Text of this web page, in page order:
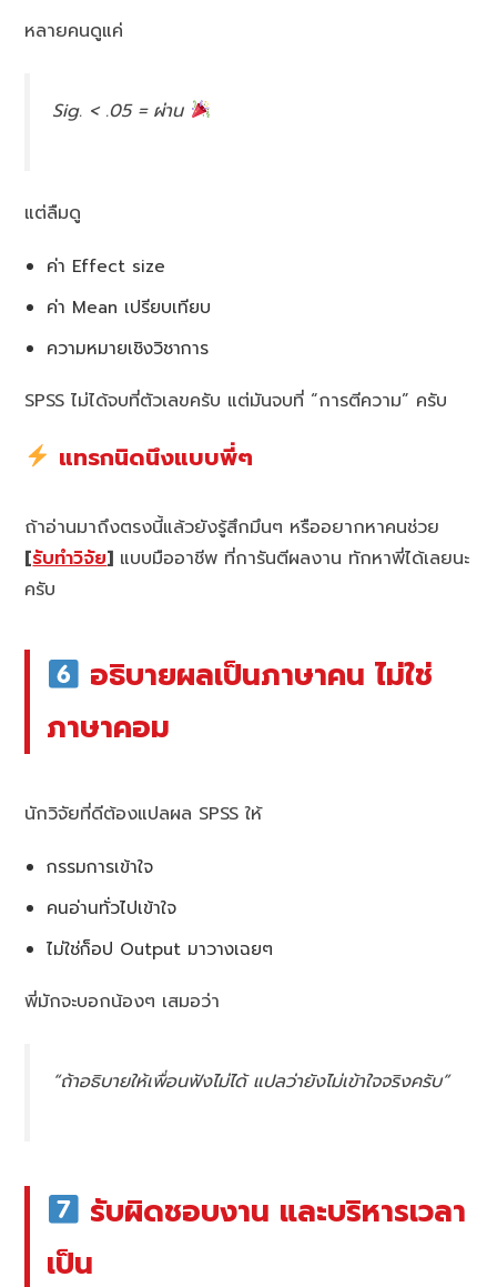
หลายคนดูแค่
Sig. < .05 = ผ่าน
แต่ลืมดู
ค่า Effect size
ค่า Mean เปรียบเทียบ
ความหมายเชิงวิชาการ
SPSS ไม่ได้จบที่ตัวเลขครับ แต่มันจบที่ “การตีความ” ครับ
แทรกนิดนึงแบบพี่ๆ
ถ้าอ่านมาถึงตรงนี้แล้วยังรู้สึกมึนๆ หรืออยากหาคนช่วย
[รับทำวิจัย] แบบมืออาชีพ ที่การันตีผลงาน ทักหาพี่ได้เลยนะ
ครับ
อธิบายผลเป็นภาษาคน ไม่ใช่
ภาษาคอม
นักวิจัยที่ดีต้องแปลผล SPSS ให้
กรรมการเข้าใจ
คนอ่านทั่วไปเข้าใจ
ไม่ใช่ก็อป Output มาวางเฉยๆ
พี่มักจะบอกน้องๆ เสมอว่า
“ถ้าอธิบายให้เพื่อนฟังไม่ได้ แปลว่ายังไม่เข้าใจจริงครับ”
รับผิดชอบงาน และบริหารเวลา
เป็น